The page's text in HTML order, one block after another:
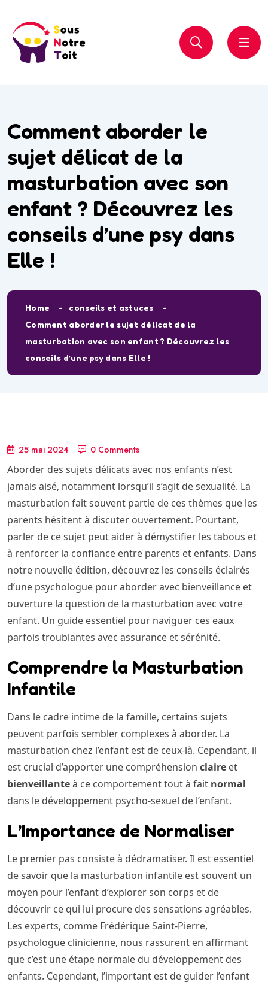
Comment aborder le
sujet délicat de la
masturbation avec son
enfant ? Découvrez les
conseils d’une psy dans
Elle !
Home
conseils et astuces
Comment aborder le sujet délicat de la
masturbation avec son enfant ? Découvrez les
conseils d’une psy dans Elle !
25 mai 2024 0 Comments
Aborder des sujets délicats avec nos enfants n’est
jamais aisé, notamment lorsqu’il s’agit de sexualité. La
masturbation fait souvent partie de ces thèmes que les
parents hésitent à discuter ouvertement. Pourtant,
parler de ce sujet peut aider à démystifier les tabous et
à renforcer la confiance entre parents et enfants. Dans
notre nouvelle édition, découvrez les conseils éclairés
d’une psychologue pour aborder avec bienveillance et
ouverture la question de la masturbation avec votre
enfant. Un guide essentiel pour naviguer ces eaux
parfois troublantes avec assurance et sérénité.
Comprendre la Masturbation
Infantile
Dans le cadre intime de la famille, certains sujets
peuvent parfois sembler complexes à aborder. La
masturbation chez l’enfant est de ceux-là. Cependant, il
est crucial d’apporter une compréhension claire et
bienveillanteà ce comportement tout à fait normal
dans le développement psycho-sexuel de l’enfant.
L’Importance de Normaliser
Le premier pas consiste à dédramatiser. Il est essentiel
de savoir que la masturbation infantile est souvent un
moyen pour l’enfant d’explorer son corps et de
découvrir ce qui lui procure des sensations agréables.
Les experts, comme Frédérique Saint-Pierre,
psychologue clinicienne, nous rassurent en affirmant
que c’est une étape normale du développement des
enfants. Cependant, l’important est de guider l’enfant